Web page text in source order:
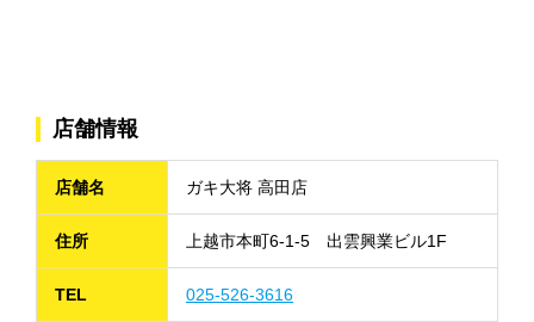
店舗情報
店舗名 ガキ大将 高田店
住所 上越市本町6-1-5 出雲興業ビル1F
TEL 025-526-3616